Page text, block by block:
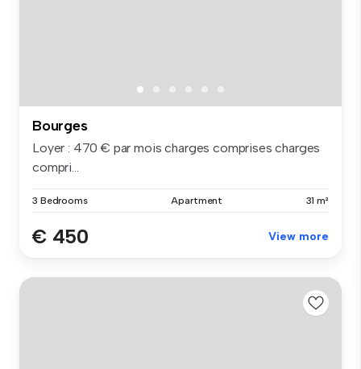
Bourges
Loyer : 470 € par mois charges comprises charges
compri...
3 Bedrooms Apartment 31 m²
€ 450 View more